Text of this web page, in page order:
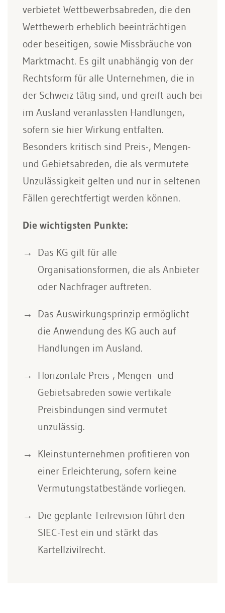
verbietet Wettbewerbsabreden, die den
Wettbewerb erheblich beeinträchtigen
oder beseitigen, sowie Missbräuche von
Marktmacht. Es gilt unabhängig von der
Rechtsform für alle Unternehmen, die in
der Schweiz tätig sind, und greift auch bei
im Ausland veranlassten Handlungen,
sofern sie hier Wirkung entfalten.
Besonders kritisch sind Preis-, Mengen-
und Gebietsabreden, die als vermutete
Unzulässigkeit gelten und nur in seltenen
Fällen gerechtfertigt werden können.
Die wichtigsten Punkte:
Das KG gilt für alle
Organisationsformen, die als Anbieter
oder Nachfrager auftreten.
Das Auswirkungsprinzip ermöglicht
die Anwendung des KG auch auf
Handlungen im Ausland.
Horizontale Preis-, Mengen- und
Gebietsabreden sowie vertikale
Preisbindungen sind vermutet
unzulässig.
Kleinstunternehmen profitieren von
einer Erleichterung, sofern keine
Vermutungstatbestände vorliegen.
Die geplante Teilrevision führt den
SIEC-Test ein und stärkt das
Kartellzivilrecht.